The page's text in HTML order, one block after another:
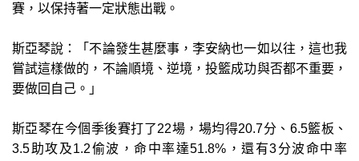
賽，以保持著一定狀態出戰。
斯亞琴說：「不論發生甚麼事，李安納也一如以往，這也我
嘗試這樣做的，不論順境、逆境，投籃成功與否都不重要，
要做回自己。」
斯亞琴在今個季後賽打了22場，場均得20.7分、6.5籃板、
3.5助攻及1.2偷波，命中率達51.8%，還有3分波命中率